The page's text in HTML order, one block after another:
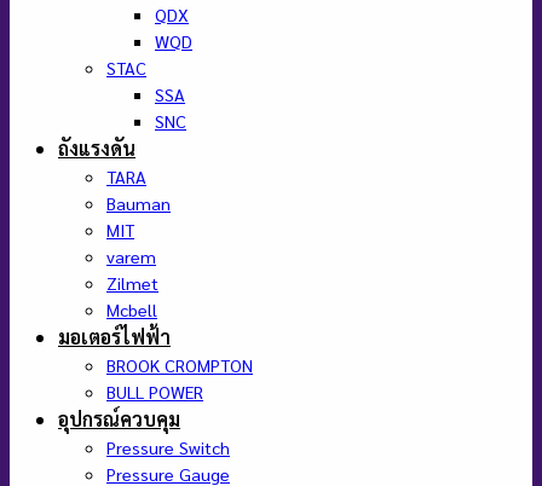
QDX
WQD
STAC
SSA
SNC
ถังแรงดัน
TARA
Bauman
MIT
varem
Zilmet
Mcbell
มอเตอร์ไฟฟ้า
BROOK CROMPTON
BULL POWER
อุปกรณ์ควบคุม
Pressure Switch
Pressure Gauge